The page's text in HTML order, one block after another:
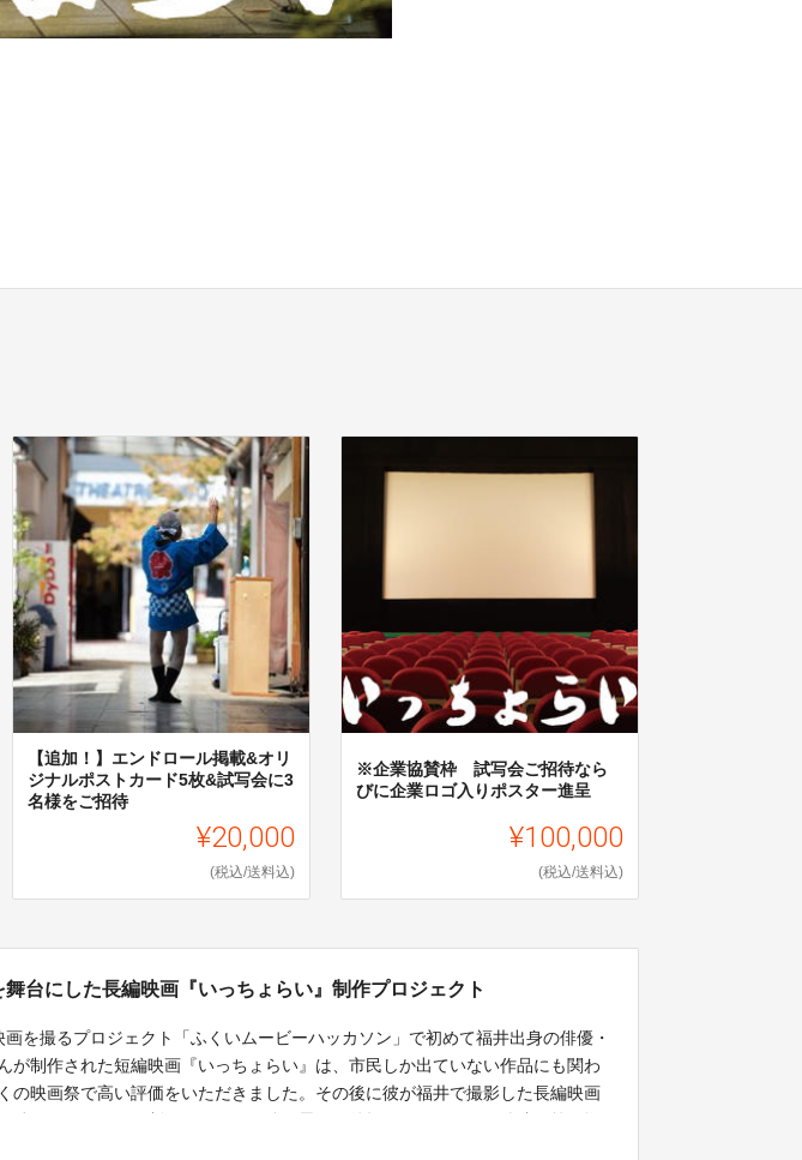
【追加！】エンドロール掲載&オリ
ジナルポストカード5枚&試写会に3
名様をご招待
¥20,000
(税込/送料込)
※企業協賛枠 試写会ご招待なら
びに企業ロゴ入りポスター進呈
¥100,000
(税込/送料込)
舞台にした長編映画『いっちょらい』制作プロジェクト
画を撮るプロジェクト「ふくいムービーハッカソン」で初めて福井出身の俳優・
が制作された短編映画『いっちょらい』は、市民しか出ていない作品にも関わ
の映画祭で高い評価をいただきました。その後に彼が福井で撮影した長編映画